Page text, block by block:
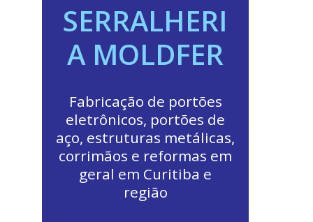
SERRALHERI
A MOLDFER
Fabricação de portões
eletrônicos, portões de
aço, estruturas metálicas,
corrimãos e reformas em
geral em Curitiba e
região